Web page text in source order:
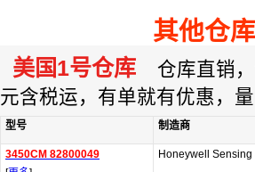
其他仓
美国1号仓库 仓库直销，
元含税运，有单就有优惠，
型号 制造商
3450CM 82800049
Honeywell Sensing